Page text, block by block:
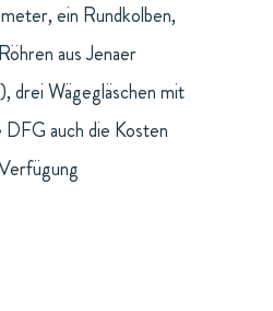
ein Rundkolben,
aus Jenaer
drei Wägegläschen mit
DFG auch die Kosten